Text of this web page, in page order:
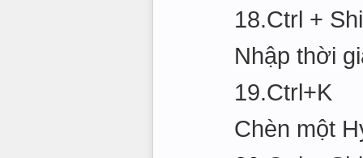
18.Ctrl +
Nhập thời
19.Ctrl+K
Chèn một